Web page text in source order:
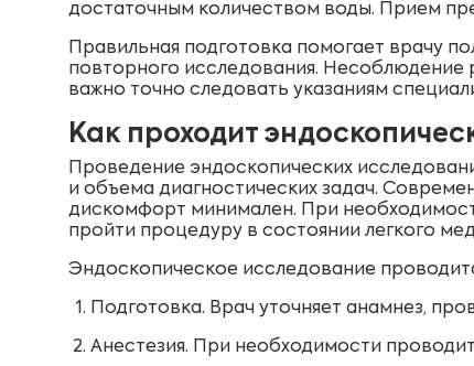
достаточным количеством воды. Прием
Правильная подготовка помогает врачу
повторного исследования.
важно точно следовать указаниям
Как проходит
Проведение эндоскопических
и объема диагностических задач.
дискомфорт минимален. При
пройти процедуру в состоянии легкого
Эндоскопическое исследование
Подготовка. Врач уточняет анамнез,
Анестезия. При необходимости